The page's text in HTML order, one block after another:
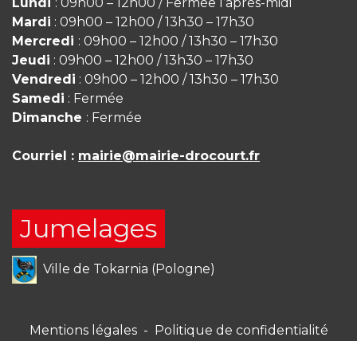
Mardi : 09h00 – 12h00 / 13h30 – 17h30
Mercredi : 09h00 – 12h00 / 13h30 – 17h30
Jeudi : 09h00 – 12h00 / 13h30 – 17h30
Vendredi : 09h00 – 12h00 / 13h30 – 17h30
Samedi : Fermée
Dimanche : Fermée
Courriel : mairie@mairie-drocourt.fr
Jumelages
Ville de Tokarnia (Pologne)
Mentions légales - Politique de confidentialité